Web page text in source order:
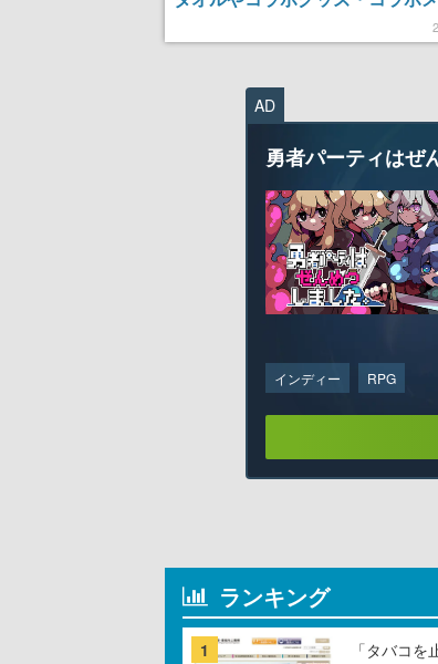
のほかコラボ風呂やコラボ装飾
AD
勇者パーティはぜ
インディー RPG
ランキング
1
「タバコ